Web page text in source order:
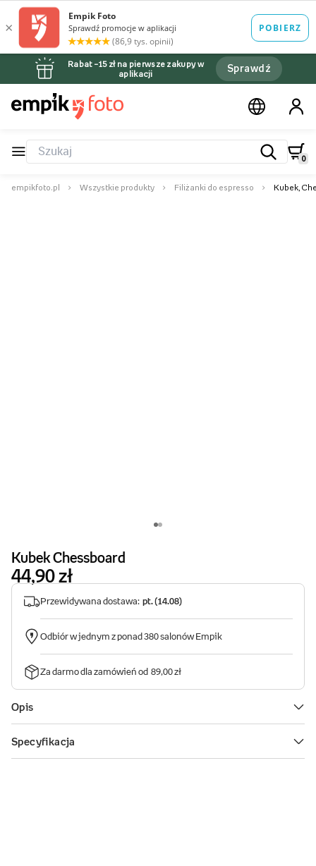
Rabat –15 zł na pierwsze zakupy w
aplikacji
Sprawdź
0
empikfoto.pl Wszystkie produkty Filiżanki do espresso Kubek,